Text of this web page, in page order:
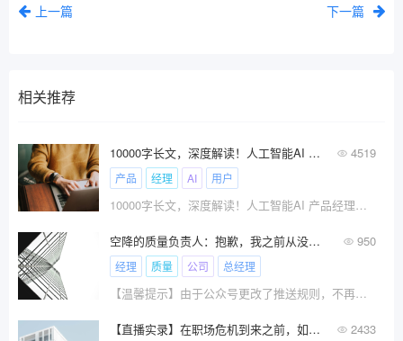
上一篇
下一篇
相关推荐
10000字长文，深度解读！人工智能AI 产品经理与传统产品经理工作到底有什么不同？ 4519
产品 经理 AI 用户
10000字长文，深度解读！人工智能AI 产品经理与传统产品经理工作到底有什么不同？
空降的质量负责人：抱歉，我之前从没做过质量 950
经理 质量 公司 总经理
【温馨提示】由于公众号更改了推送规则，不再按照?
【直播实录】在职场危机到来之前，如何转型做产品经理？ 2433